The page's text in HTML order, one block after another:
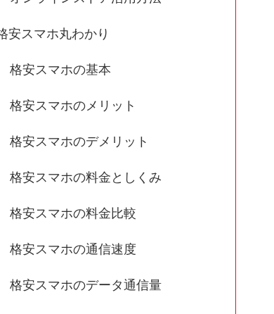
安スマホ丸わかり
格安スマホの基本
格安スマホのメリット
格安スマホのデメリット
格安スマホの料金としくみ
格安スマホの料金比較
格安スマホの通信速度
格安スマホのデータ通信量